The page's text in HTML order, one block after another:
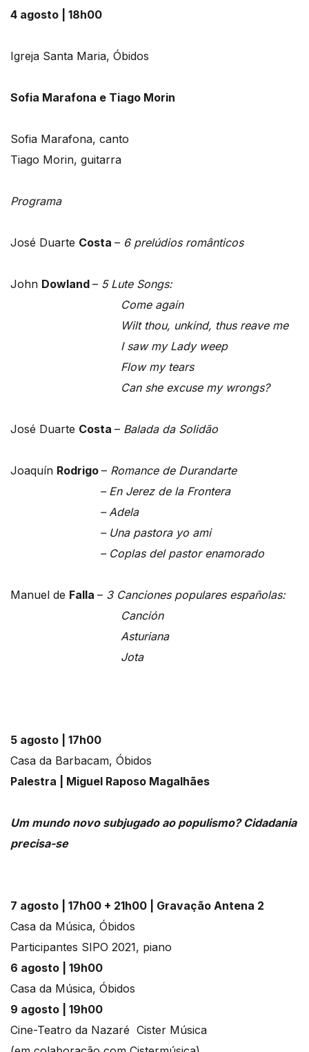
4 agosto | 18h00
Igreja Santa Maria, Óbidos
Sofia Marafona e Tiago Morin
Sofia Marafona, canto
Tiago Morin, guitarra
Programa
José Duarte Costa – 6 prelúdios românticos
John Dowland – 5 Lute Songs:
Come again
Wilt thou, unkind, thus reave me
I saw my Lady weep
Flow my tears
Can she excuse my wrongs?
José Duarte Costa – Balada da Solidão
Joaquín Rodrigo – Romance de Durandarte
– En Jerez de la Frontera
– Adela
– Una pastora yo ami
– Coplas del pastor enamorado
Manuel de Falla – 3 Canciones populares españolas:
Canción
Asturiana
Jota
5 agosto | 17h00
Casa da Barbacam, Óbidos
Palestra | Miguel Raposo Magalhães
Um mundo novo subjugado ao populismo? Cidadania
precisa-se
7 agosto | 17h00 + 21h00 | Gravação Antena 2
Casa da Música, Óbidos
Participantes SIPO 2021, piano
6 agosto | 19h00
Casa da Música, Óbidos
9 agosto | 19h00
Cine-Teatro da Nazaré Cister Música